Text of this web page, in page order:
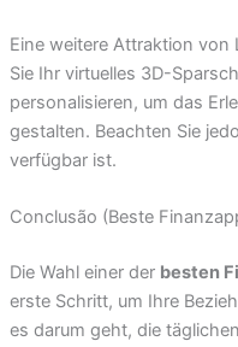
Eine weitere Attraktion von
Sie Ihr virtuelles 3D-
personalisieren, um das
gestalten. Beachten Sie
verfügbar ist.
Conclusão (Beste
Die Wahl einer der besten
erste Schritt, um Ihre
es darum geht, die